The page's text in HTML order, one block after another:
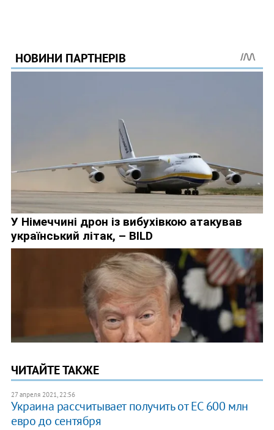
ЧИТАЙТЕ ТАКЖЕ
27 апреля 2021, 22:56
Украина рассчитывает получить от ЕС 600 млн
евро до сентября